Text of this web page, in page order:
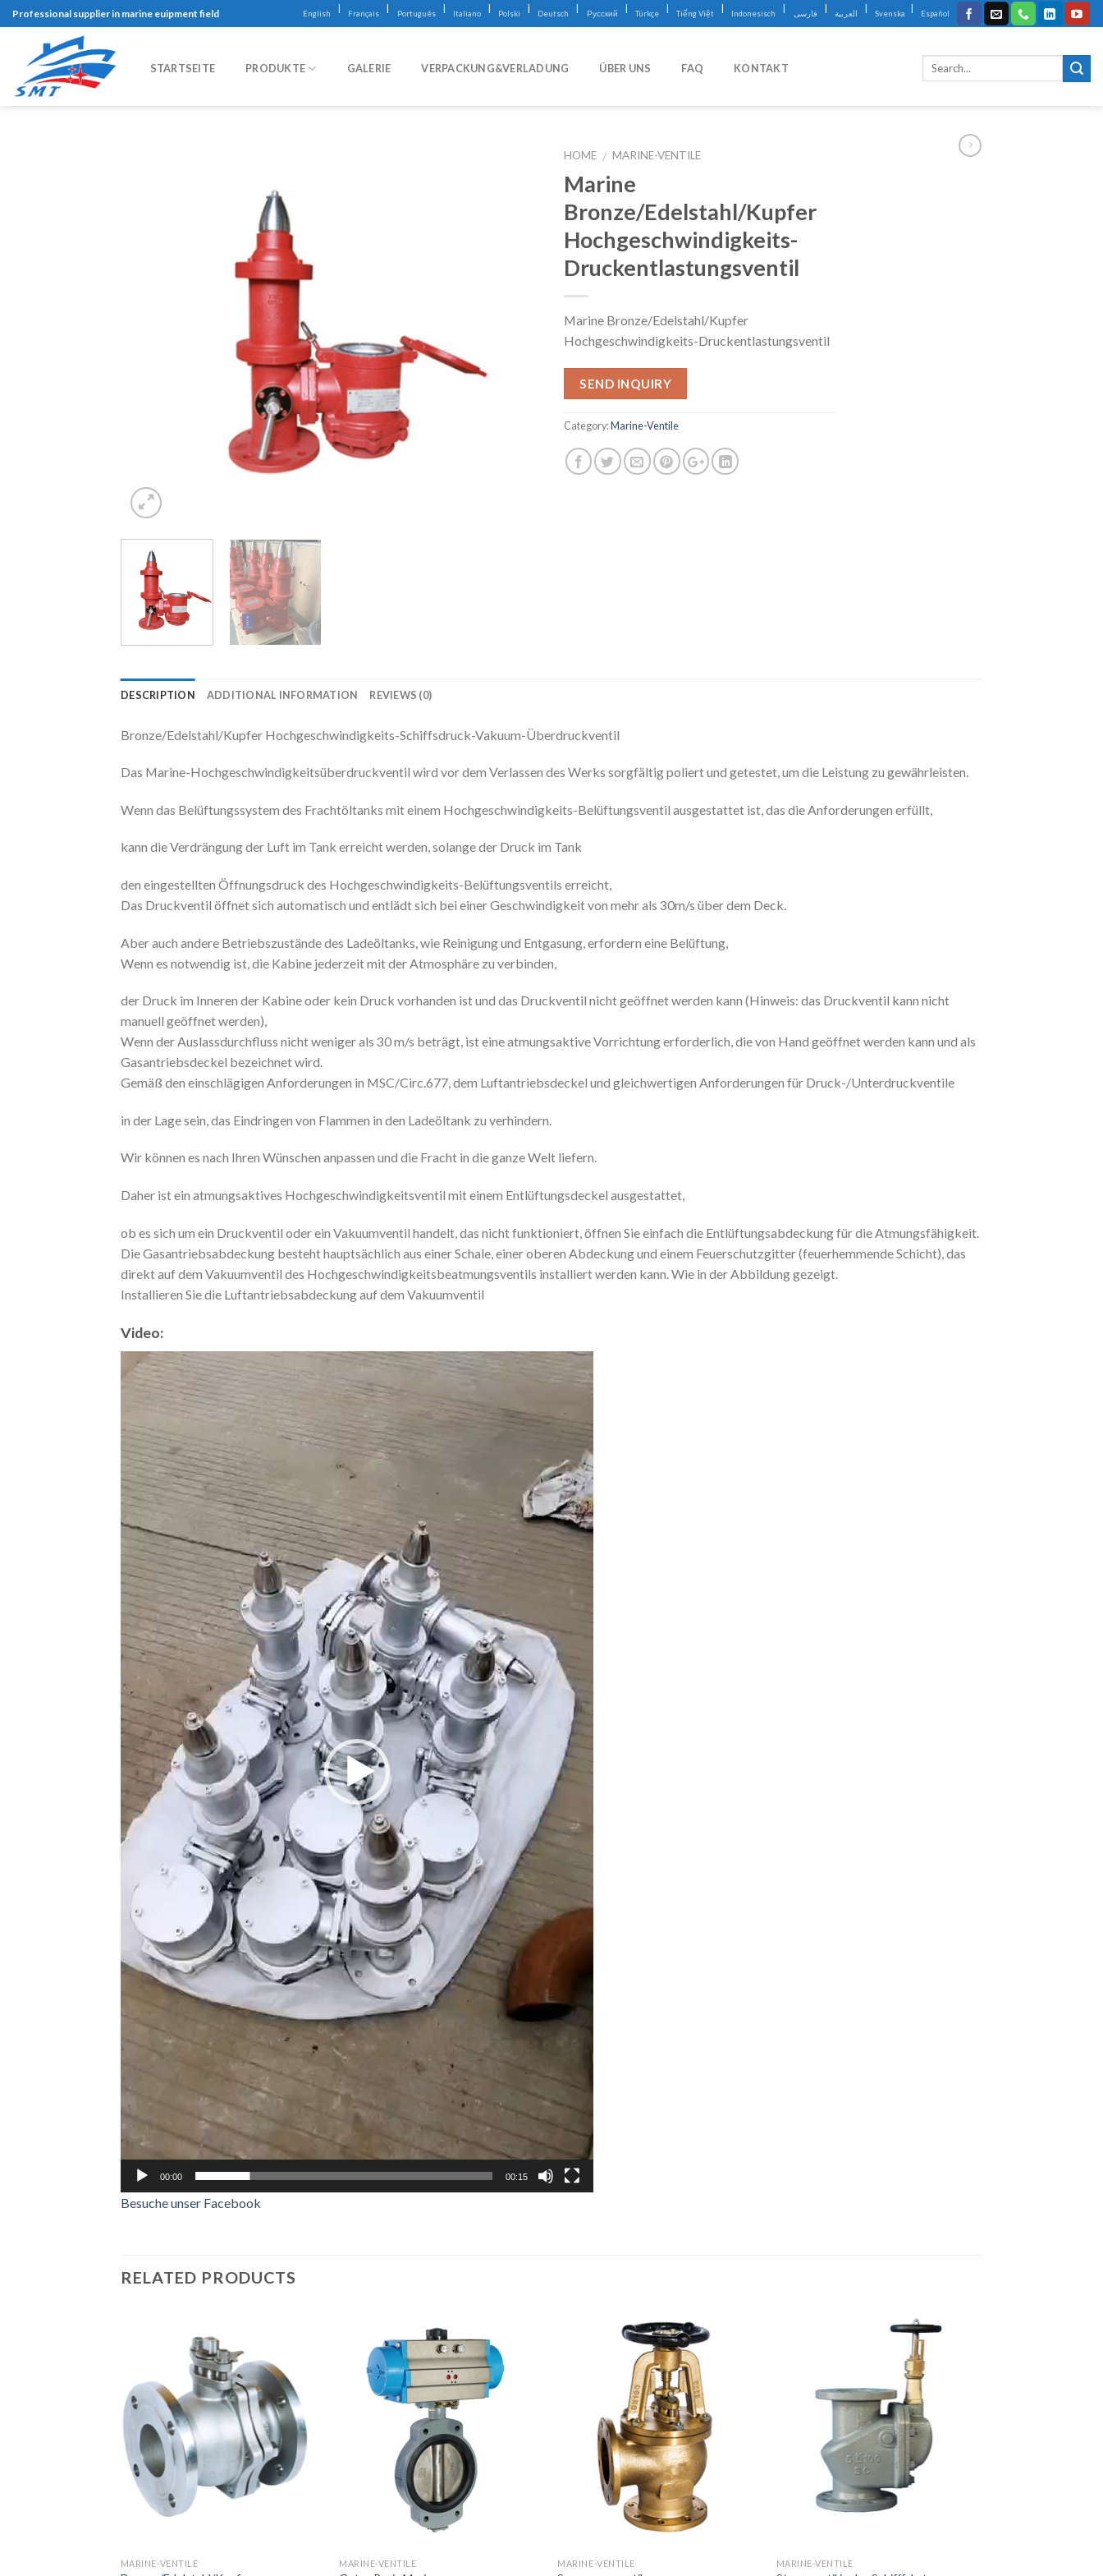
Skip
to
content
Professional supplier in marine euipment field English | Français | Português | Italiano | Polski | Deutsch | Русский | Türkçe | Tiếng Việt | Indonesisch | فارسی | العربية | Svenska | Español
STARTSEITE PRODUKTE GALERIE VERPACKUNG&VERLADUNG ÜBER UNS FAQ KONTAKT
HOME / MARINE-VENTILE
Marine
Bronze/Edelstahl/Kupfer
Hochgeschwindigkeits-
Druckentlastungsventil
Marine Bronze/Edelstahl/Kupfer
Hochgeschwindigkeits-Druckentlastungsventil
SEND INQUIRY
Category:Marine-Ventile
DESCRIPTION ADDITIONAL INFORMATION REVIEWS (0)
Bronze/Edelstahl/Kupfer Hochgeschwindigkeits-Schiffsdruck-Vakuum-Überdruckventil
Das Marine-Hochgeschwindigkeitsüberdruckventil wird vor dem Verlassen des Werks sorgfältig poliert und getestet, um die Leistung zu gewährleisten.
Wenn das Belüftungssystem des Frachtöltanks mit einem Hochgeschwindigkeits-Belüftungsventil ausgestattet ist, das die Anforderungen erfüllt,
kann die Verdrängung der Luft im Tank erreicht werden, solange der Druck im Tank
den eingestellten Öffnungsdruck des Hochgeschwindigkeits-Belüftungsventils erreicht,
Das Druckventil öffnet sich automatisch und entlädt sich bei einer Geschwindigkeit von mehr als 30m/s über dem Deck.
Aber auch andere Betriebszustände des Ladeöltanks, wie Reinigung und Entgasung, erfordern eine Belüftung,
Wenn es notwendig ist, die Kabine jederzeit mit der Atmosphäre zu verbinden,
der Druck im Inneren der Kabine oder kein Druck vorhanden ist und das Druckventil nicht geöffnet werden kann (Hinweis: das Druckventil kann nicht
manuell geöffnet werden),
Wenn der Auslassdurchfluss nicht weniger als 30 m/s beträgt, ist eine atmungsaktive Vorrichtung erforderlich, die von Hand geöffnet werden kann und als
Gasantriebsdeckel bezeichnet wird.
Gemäß den einschlägigen Anforderungen in MSC/Circ.677, dem Luftantriebsdeckel und gleichwertigen Anforderungen für Druck-/Unterdruckventile
in der Lage sein, das Eindringen von Flammen in den Ladeöltank zu verhindern.
Wir können es nach Ihren Wünschen anpassen und die Fracht in die ganze Welt liefern.
Daher ist ein atmungsaktives Hochgeschwindigkeitsventil mit einem Entlüftungsdeckel ausgestattet,
ob es sich um ein Druckventil oder ein Vakuumventil handelt, das nicht funktioniert, öffnen Sie einfach die Entlüftungsabdeckung für die Atmungsfähigkeit.
Die Gasantriebsabdeckung besteht hauptsächlich aus einer Schale, einer oberen Abdeckung und einem Feuerschutzgitter (feuerhemmende Schicht), das
direkt auf dem Vakuumventil des Hochgeschwindigkeitsbeatmungsventils installiert werden kann. Wie in der Abbildung gezeigt.
Installieren Sie die Luftantriebsabdeckung auf dem Vakuumventil
Video:
Video
Player
00:00 00:15
Besuche unser Facebook
RELATED PRODUCTS
MARINE-VENTILE MARINE-VENTILE MARINE-VENTILE MARINE-VENTILE